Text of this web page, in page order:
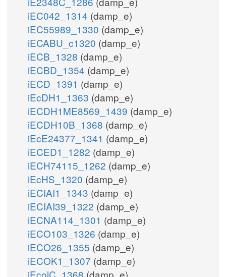
iEC042_1314 (damp_e)
iEC55989_1330 (damp_e)
iECABU_c1320 (damp_e)
iECB_1328 (damp_e)
iECBD_1354 (damp_e)
iECD_1391 (damp_e)
iEcDH1_1363 (damp_e)
iECDH1ME8569_1439 (damp_e)
iECDH10B_1368 (damp_e)
iEcE24377_1341 (damp_e)
iECED1_1282 (damp_e)
iECH74115_1262 (damp_e)
iEcHS_1320 (damp_e)
iECIAI1_1343 (damp_e)
iECIAI39_1322 (damp_e)
iECNA114_1301 (damp_e)
iECO103_1326 (damp_e)
iECO26_1355 (damp_e)
iECOK1_1307 (damp_e)
iEcolC_1368 (damp_e)